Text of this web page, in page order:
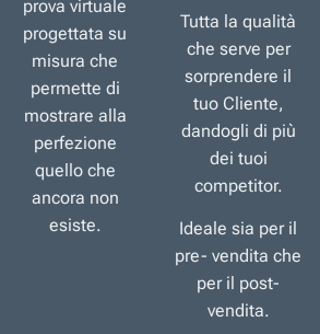
prova virtuale
progettata su
misura che
permette di
mostrare alla
perfezione
quello che
ancora non
esiste.
Tutta la qualità
che serve per
sorprendere il
tuo Cliente,
dandogli di più
dei tuoi
competitor.
Ideale sia per il
pre- vendita che
per il post-
vendita.